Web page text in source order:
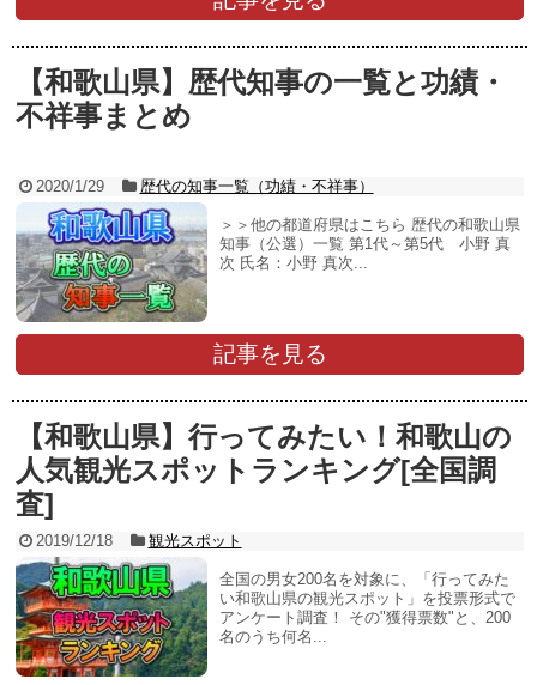
【和歌山県】歴代知事の一覧と功績・
不祥事まとめ
2020/1/29 歴代の知事一覧（功績・不祥事）
＞＞他の都道府県はこちら 歴代の和歌山県
知事（公選）一覧 第1代～第5代 小野 真
次 氏名：小野 真次...
記事を見る
【和歌山県】行ってみたい！和歌山の
人気観光スポットランキング[全国調
査]
2019/12/18 観光スポット
全国の男女200名を対象に、「行ってみた
い和歌山県の観光スポット」を投票形式で
アンケート調査！ その"獲得票数"と、200
名のうち何名...